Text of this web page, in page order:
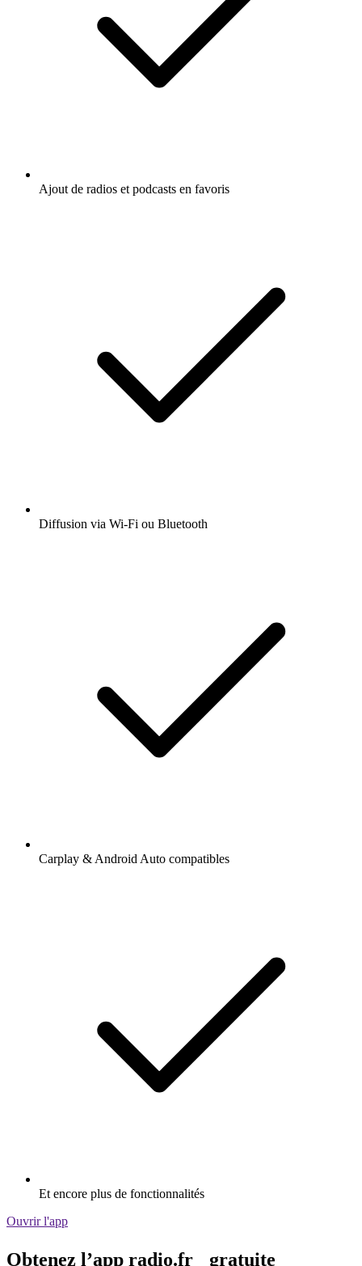
Ajout de radios et podcasts en favoris
Diffusion via Wi-Fi ou Bluetooth
Carplay & Android Auto compatibles
Et encore plus de fonctionnalités
Ouvrir l'app
Obtenez l’app radio.fr gratuite